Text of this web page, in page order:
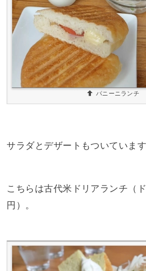
パニーニランチ
サラダとデザートもついています
こちらは古代米ドリアランチ（
円）。